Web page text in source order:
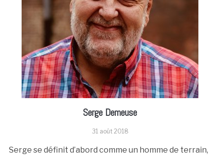
Serge Demeuse
31 août 2018
Serge se définit d’abord comme un homme de terrain,